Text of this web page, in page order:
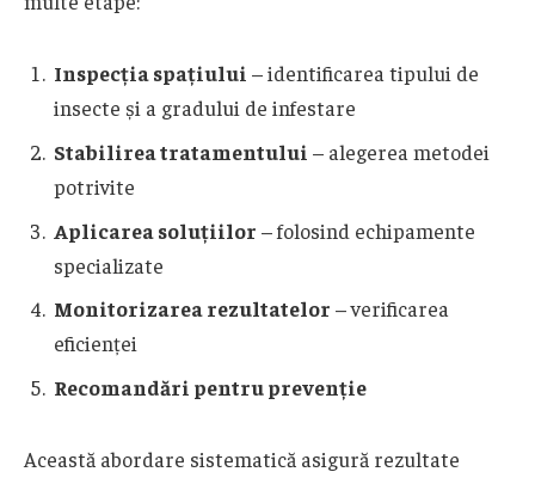
Inspecția spațiului – identificarea tipului de
insecte și a gradului de infestare
Stabilirea tratamentului – alegerea metodei
potrivite
Aplicarea soluțiilor – folosind echipamente
specializate
Monitorizarea rezultatelor – verificarea
eficienței
Recomandări pentru prevenție
Această abordare sistematică asigură rezultate